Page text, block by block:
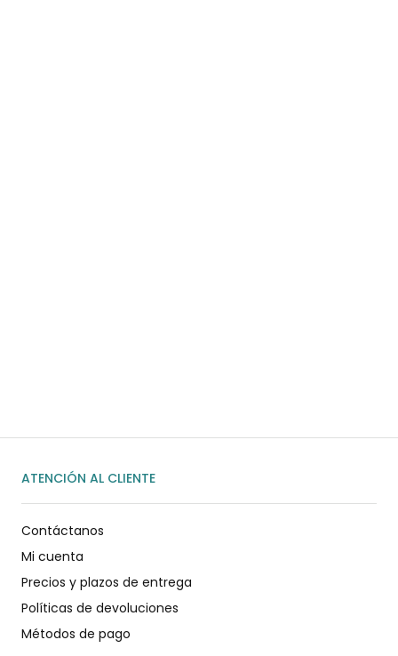
ATENCIÓN AL CLIENTE
Contáctanos
Mi cuenta
Precios y plazos de entrega
Políticas de devoluciones
Métodos de pago